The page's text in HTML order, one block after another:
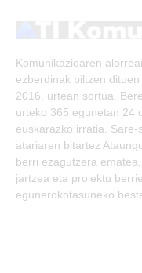
Komunikazioaren
ezberdinak biltzen
2016. urtean sortua.
urteko 365 egunetan 24
euskarazko irratia.
atariaren bitartez
berri ezagutzera
jartzea eta proiektu
egunerokotasuneko